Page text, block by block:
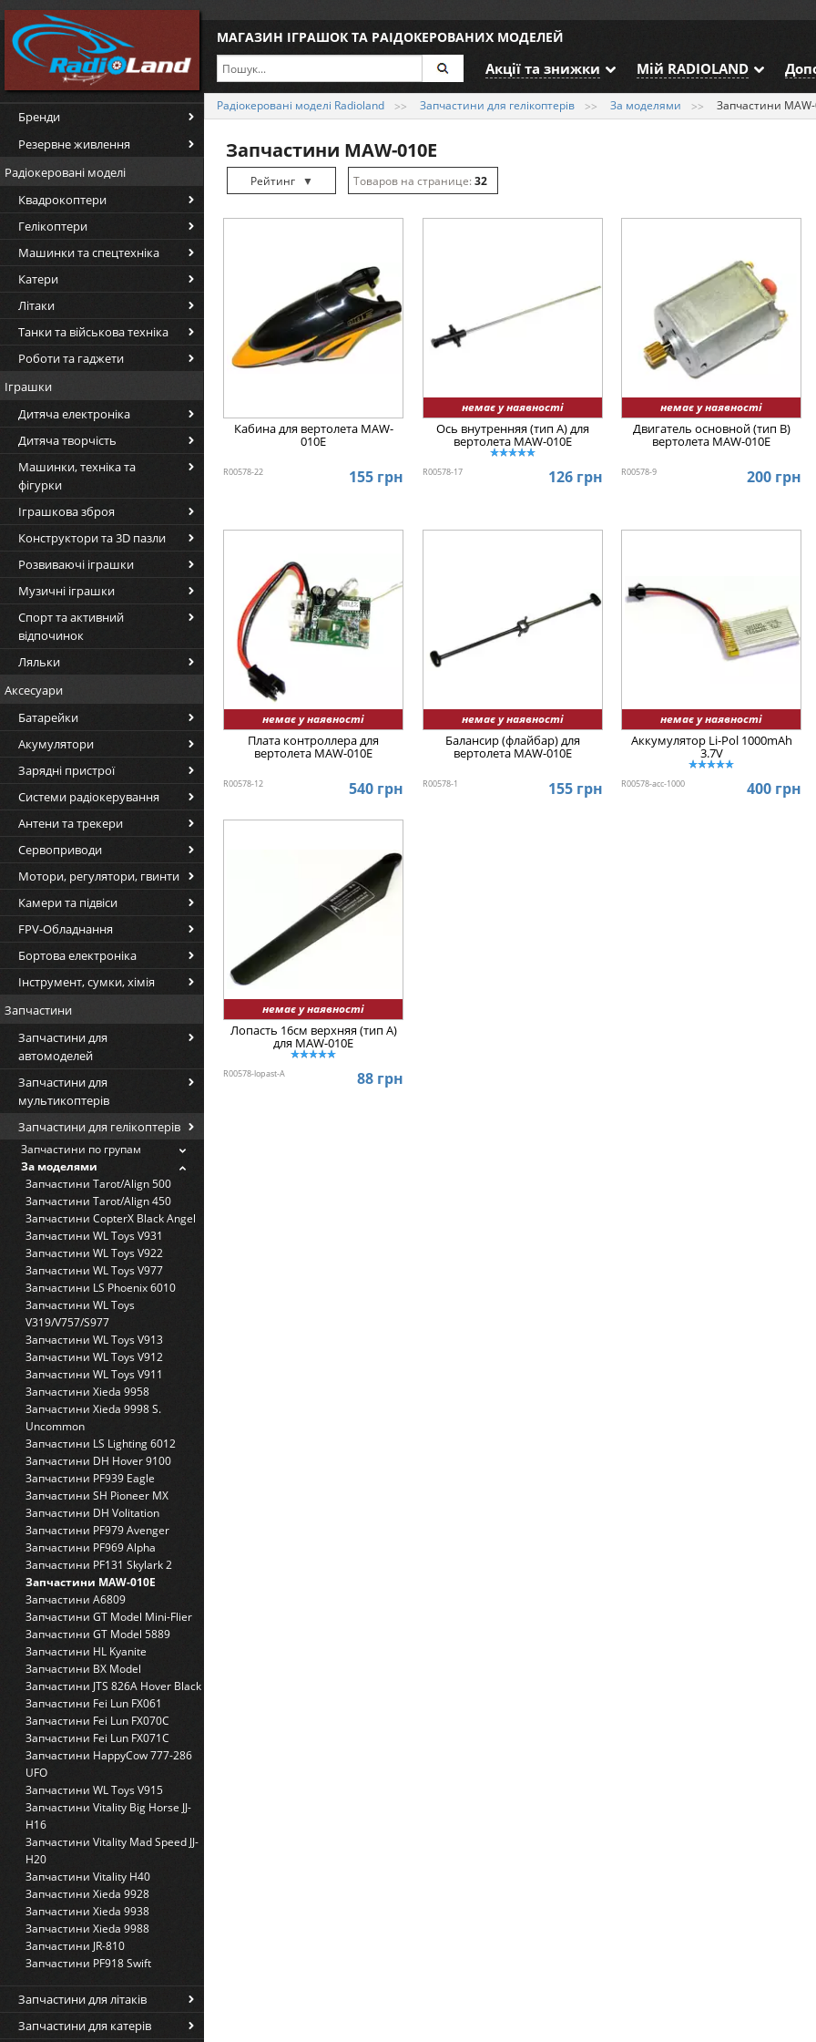
МАГАЗИН ІГРАШОК ТА РАІДОКЕРОВАНИХ МОДЕЛЕЙ
Акції та знижки Мій RADIOLAND
Бренди
Резервне живлення
Радіокеровані моделі
Квадрокоптери
Гелікоптери
Машинки та спецтехніка
Катери
Літаки
Танки та військова техніка
Роботи та гаджети
Іграшки
Дитяча електроніка
Дитяча творчість
Машинки, техніка та
фігурки
Іграшкова зброя
Конструктори та 3D пазли
Розвиваючі іграшки
Музичні іграшки
Спорт та активний
відпочинок
Ляльки
Аксесуари
Батарейки
Акумулятори
Зарядні пристрої
Системи радіокерування
Антени та трекери
Сервоприводи
Мотори, регулятори, гвинти
Камери та підвіси
FPV-Обладнання
Бортова електроніка
Інструмент, сумки, хімія
Запчастини
Запчастини для
автомоделей
Запчастини для
мультикоптерів
Запчастини для гелікоптерів
Запчастини по групам
За моделями
Запчастини Tarot/Align 500
Запчастини Tarot/Align 450
Запчастини CopterX Black Angel
Запчастини WL Toys V931
Запчастини WL Toys V922
Запчастини WL Toys V977
Запчастини LS Phoenix 6010
Запчастини WL Toys
V319/V757/S977
Запчастини WL Toys V913
Запчастини WL Toys V912
Запчастини WL Toys V911
Запчастини Xieda 9958
Запчастини Xieda 9998 S.
Uncommon
Запчастини LS Lighting 6012
Запчастини DH Hover 9100
Запчастини PF939 Eagle
Запчастини SH Pioneer MX
Запчастини DH Volitation
Запчастини PF979 Avenger
Запчастини PF969 Alpha
Запчастини PF131 Skylark 2
Запчастини MAW-010E
Запчастини A6809
Запчастини GT Model Mini-Flier
Запчастини GT Model 5889
Запчастини HL Kyanite
Запчастини BX Model
Запчастини JTS 826A Hover Black
Запчастини Fei Lun FX061
Запчастини Fei Lun FX070C
Запчастини Fei Lun FX071C
Запчастини HappyCow 777-286
UFO
Запчастини WL Toys V915
Запчастини Vitality Big Horse JJ-
H16
Запчастини Vitality Mad Speed JJ-
H20
Запчастини Vitality H40
Запчастини Xieda 9928
Запчастини Xieda 9938
Запчастини Xieda 9988
Запчастини JR-810
Запчастини PF918 Swift
Запчастини для літаків
Запчастини для катерів
Радіокеровані моделі Radioland Запчастини для гелікоптерів За моделями Запчастини
Запчастини MAW-010E
Рейтинг
▼
Ціна
▼
32
Кабина для вертолета MAW-
010E
R00578-22 155 грн
немає у наявності
Ось внутренняя (тип A) для
вертолета MAW-010E
R00578-17 126 грн
немає у наявності
Двигатель основной (тип B)
вертолета MAW-010E
R00578-9 200 грн
немає у наявності
Плата контроллера для
вертолета MAW-010E
R00578-12 540 грн
немає у наявності
Балансир (флайбар) для
вертолета MAW-010E
R00578-1 155 грн
немає у наявності
Аккумулятор Li-Pol 1000mAh
3.7V
R00578-acc-1000 400 грн
немає у наявності
Лопасть 16см верхняя (тип A)
для MAW-010E
R00578-lopast-A 88 грн